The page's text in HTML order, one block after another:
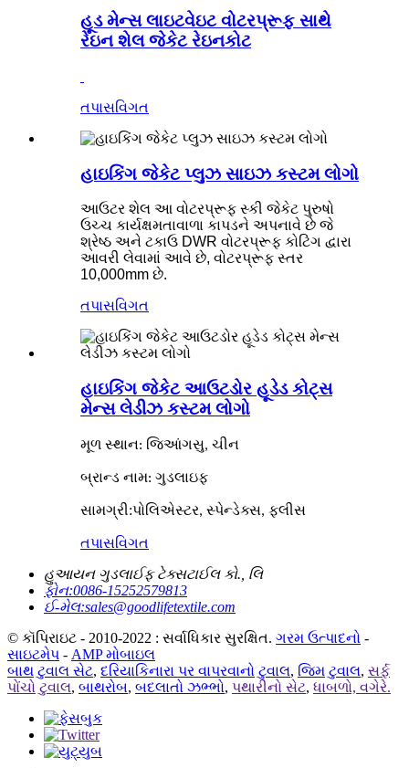
હૂડ મેન્સ લાઇટવેઇટ વોટરપ્રૂફ સાથે
રેઇન શેલ જેકેટ રેઇનકોટ
તપાસવિગત
હાઇકિંગ જેકેટ પ્લુઝ સાઇઝ કસ્ટમ લોગો
આઉટર શેલ આ વોટરપ્રૂફ સ્કી જેકેટ પુરુષો
ઉચ્ચ કાર્યક્ષમતાવાળા કાપડને અપનાવે છે જે
શ્રેષ્ઠ અને ટકાઉ DWR વોટરપ્રૂફ કોટિંગ દ્વારા
આવરી લેવામાં આવે છે, વોટરપ્રૂફ સ્તર
10,000mm છે.
તપાસવિગત
હાઇકિંગ જેકેટ આઉટડોર હૂડેડ કોટ્સ
મેન્સ લેડીઝ કસ્ટમ લોગો
મૂળ સ્થાન: જિઆંગસુ, ચીન
બ્રાન્ડ નામ: ગુડલાઇફ
સામગ્રી:પોલિએસ્ટર, સ્પેન્ડેક્સ, ફ્લીસ
તપાસવિગત
હુઆયન ગુડલાઈફ ટેક્સટાઈલ કો., લિ
ફોન:0086-15252579813
ઈ-મેલ:sales@goodlifetextile.com
© કૉપિરાઇટ - 2010-2022 : સર્વાધિકાર સુરક્ષિત. ગરમ ઉત્પાદનો -
સાઇટમેપ - AMP મોબાઇલ
બાથ ટુવાલ સેટ, દરિયાકિનારા પર વાપરવાનો ટુવાલ, જિમ ટુવાલ, સર્ફ
પોંચો ટુવાલ, બાથરોબ, બદલાતો ઝભ્ભો, પથારીનો સેટ, ધાબળો, વગેરે.